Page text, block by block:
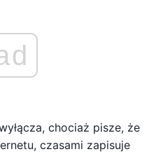
chociaż pisze, że
czasami zapisuje